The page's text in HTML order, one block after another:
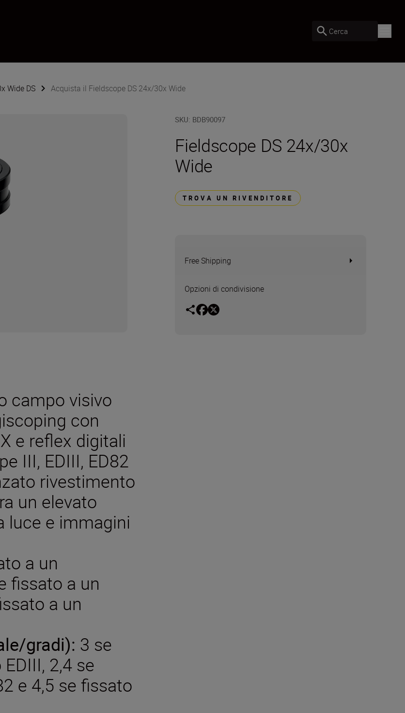
Cerca
Wide DS Acquista il Fieldscope DS 24x/30x Wide
SKU: BDB90097
Fieldscope DS 24x/30x
Wide
TROVA UN RIVENDITORE
Free Shipping
Opzioni di condivisione
campo visivo
con
e reflex digitali
III, EDIII, ED82
rivestimento
un elevato
luce e immagini
a un
fissato a un
a un
gradi): 3 se
2,4 se
e 4,5 se fissato